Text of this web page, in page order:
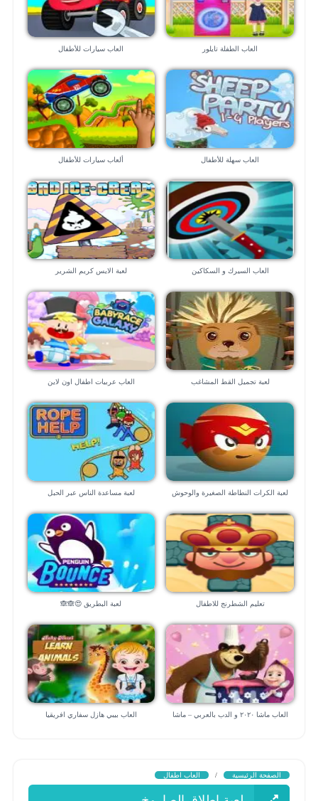
العاب الطفلة تايلور العاب سيارات للأطفال
العاب سهلة للأطفال ألعاب سيارات للأطفال
العاب السيرك و السكاكين لعبة الايس كريم الشرير
لعبة تجميل القط المشاغب العاب عربيات اطفال اون لاين
لعبة الكرات النطاطة الصغيرة والوحوش
لعبة مساعدة الناس عبر الحبل
تعليم الشطرنج للاطفال لعبة البطريق 😍🙈🙈
العاب ماشا ٢٠٢٠ و الدب بالعربي – ماشا
العاب بيبي هازل سفاري افريقيا
الصفحة الرئيسية / العاب اطفال